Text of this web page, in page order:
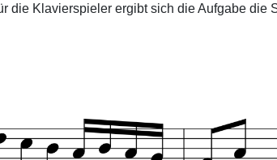
Klavierspieler ergibt sich die Aufgabe die